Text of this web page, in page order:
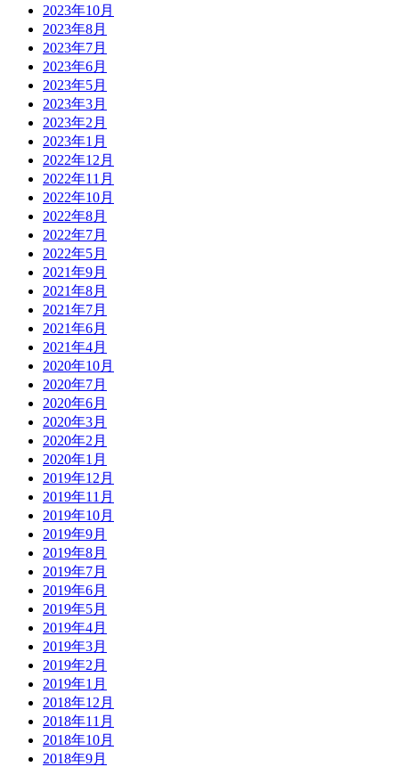
2023年10月
2023年8月
2023年7月
2023年6月
2023年5月
2023年3月
2023年2月
2023年1月
2022年12月
2022年11月
2022年10月
2022年8月
2022年7月
2022年5月
2021年9月
2021年8月
2021年7月
2021年6月
2021年4月
2020年10月
2020年7月
2020年6月
2020年3月
2020年2月
2020年1月
2019年12月
2019年11月
2019年10月
2019年9月
2019年8月
2019年7月
2019年6月
2019年5月
2019年4月
2019年3月
2019年2月
2019年1月
2018年12月
2018年11月
2018年10月
2018年9月